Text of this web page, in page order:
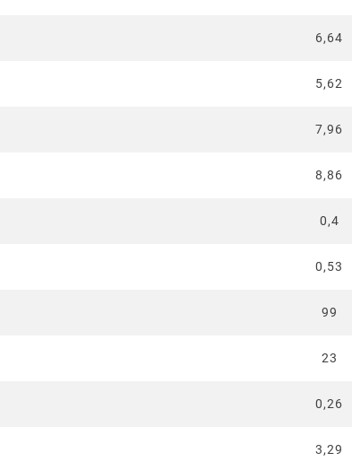
6,64
5,62
7,96
8,86
0,4
0,53
99
23
0,26
3,29